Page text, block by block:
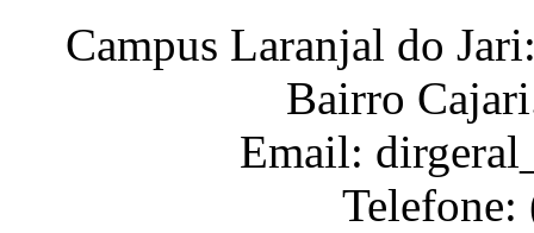
Campus Laranjal do
Bairro
Email: